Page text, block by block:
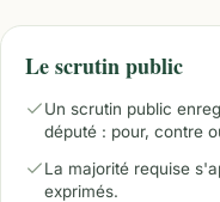
Le scrutin public
Un scrutin public
député : pour, contre
La majorité requise
exprimés.